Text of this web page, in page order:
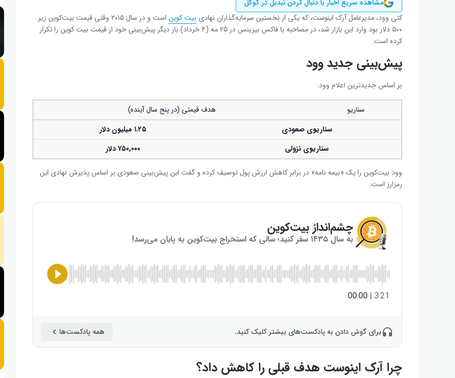
مشاهده سریع اخبار با دنبال کردن تبدیل در گوگل
کتی وود، مدیرعامل آرک اینوست، که یکی از نخستین سرمایه‌گذاران نهادی بیت‌ کوین
است و در سال ۲۰۱۵ وقتی قیمت بیت‌کوین زیر
۵۰۰ دلار بود وارد این بازار شد، در مصاحبه با فاکس بیزینس در ۲۵ مه (۴ خرداد) بار دیگر پیش‌بینی خود از قیمت بیت‌ کوین را تکرار
کرده است.
پیش‌بینی جدید وود
بر اساس جدیدترین اعلام وود:
سناریو
هدف قیمتی (در پنج سال آینده)
سناریوی صعودی
۱.۲۵ میلیون دلار
سناریوی نزولی
۷۵۰,۰۰۰ دلار
وود بیت‌کوین را یک «بیمه نامه» در برابر کاهش ارزش پول توصیف کرده و گفت این پیش‌بینی صعودی بر اساس پذیرش نهادی این
رمزارز است.
چشم‌انداز بیت‌کوین
به سال ۱۴۳۵ سفر کنید؛ سالی که استخراج بیت‌کوین به پایان می‌رسد!
3:21
|
00:00
برای گوش دادن به پادکست‌های بیشتر کلیک کنید. همه پادکست‌ها
چرا آرک اینوست هدف قبلی را کاهش داد؟